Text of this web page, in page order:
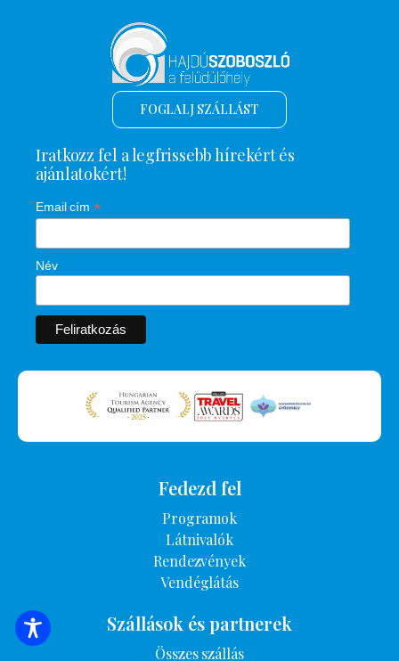
SZÁLLÁSOK KERESÉSE
FOGLALJ SZÁLLÁST
Iratkozz fel a legfrissebb hírekért és
ajánlatokért!
Email cím *
Név
Fedezd fel
Programok
Látnivalók
Rendezvények
Vendéglátás
Szállások és partnerek
Összes szállás